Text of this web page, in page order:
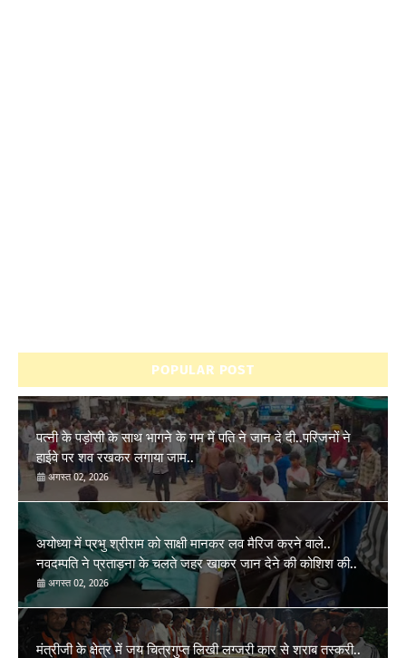
POPULAR POST
पत्नी के पड़ोसी के साथ भागने के गम में पति ने जान दे दी..परिजनों ने
हाईवे पर शव रखकर लगाया जाम..
अगस्त 02, 2026
अयोध्या में प्रभु श्रीराम को साक्षी मानकर लव मैरिज करने वाले..
नवदम्पति ने प्रताड़ना के चलते जहर खाकर जान देने की कोशिश की..
अगस्त 02, 2026
मंत्रीजी के क्षेत्र में जय चित्रगुप्त लिखी लग्जरी कार से शराब तस्करी..